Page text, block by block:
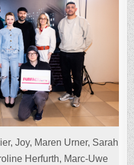
Joy, Maren Urner, Sarah
Herfurth, Marc-Uwe